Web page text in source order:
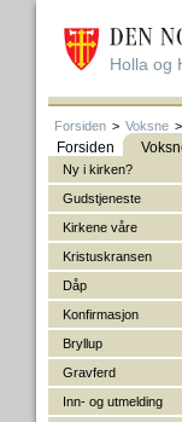
Holla og
Forsiden > Voksne >
Forsiden
Ny i kirken?
Gudstjeneste
Kirkene våre
Kristuskransen
Dåp
Konfirmasjon
Bryllup
Gravferd
Inn- og utmelding